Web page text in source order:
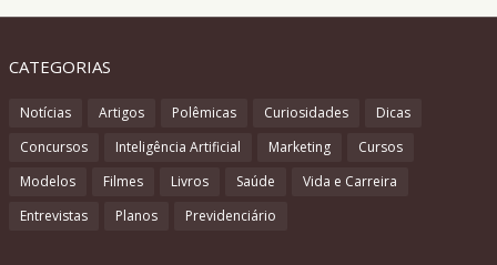
CATEGORIAS
Notícias Artigos Polêmicas Curiosidades
Dicas
Concursos
Inteligência Artificial Marketing
Cursos
Modelos
Filmes Livros Saúde
Vida e Carreira
Entrevistas
Planos Previdenciário